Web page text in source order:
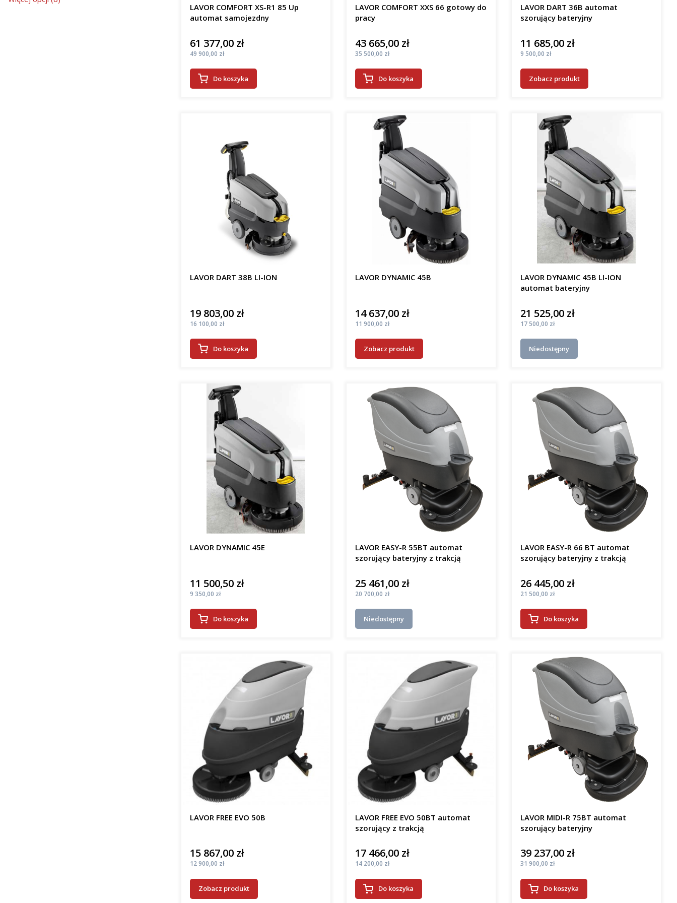
LAVOR COMFORT XS-R1 85 Up
automat samojezdny
Cena
61 377,00 zł
Cena
49 900,00 zł
Do koszyka
LAVOR COMFORT XXS 66 gotowy do
pracy
Cena
43 665,00 zł
Cena
35 500,00 zł
Do koszyka
LAVOR DART 36B automat
szorujący bateryjny
Cena
11 685,00 zł
Cena
9 500,00 zł
Zobacz produkt
LAVOR DART 38B LI-ION
Cena
19 803,00 zł
Cena
16 100,00 zł
Do koszyka
LAVOR DYNAMIC 45B
Cena
14 637,00 zł
Cena
11 900,00 zł
Zobacz produkt
LAVOR DYNAMIC 45B LI-ION
automat bateryjny
Cena
21 525,00 zł
Cena
17 500,00 zł
Niedostępny
LAVOR DYNAMIC 45E
Cena
11 500,50 zł
Cena
9 350,00 zł
Do koszyka
LAVOR EASY-R 55BT automat
szorujący bateryjny z trakcją
Cena
25 461,00 zł
Cena
20 700,00 zł
Niedostępny
LAVOR EASY-R 66 BT automat
szorujący bateryjny z trakcją
Cena
26 445,00 zł
Cena
21 500,00 zł
Do koszyka
LAVOR FREE EVO 50B
Cena
15 867,00 zł
Cena
12 900,00 zł
Zobacz produkt
LAVOR FREE EVO 50BT automat
szorujący z trakcją
Cena
17 466,00 zł
Cena
14 200,00 zł
Do koszyka
LAVOR MIDI-R 75BT automat
szorujący bateryjny
Cena
39 237,00 zł
Cena
31 900,00 zł
Do koszyka